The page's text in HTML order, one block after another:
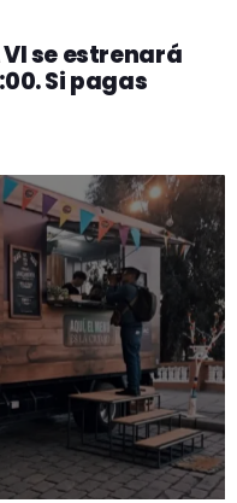
se estrenará
Si pagas